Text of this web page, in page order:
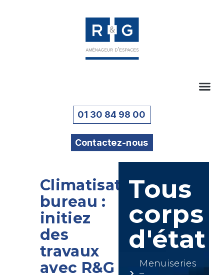
01 30 84 98 00
Contactez-nous
Climatisation
bureau :
initiez
des
travaux
avec R&G
Tous
corps
d'état
Menuiseries